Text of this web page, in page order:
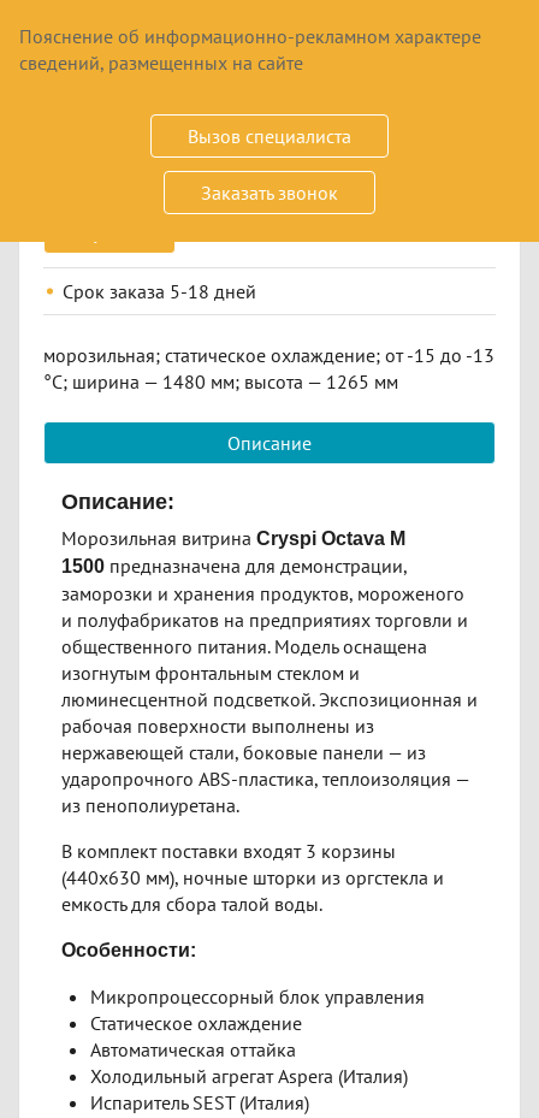
Пояснение об информационно-рекламном характере
сведений, размещенных на сайте
Вызов специалиста
Заказать звонок
ВИТРИНА МОРОЗИЛЬНАЯ CRYSPI
OCTAVA M 1500
Срок заказа 5-18 дней
морозильная; статическое охлаждение; от -15 до -13
°C; ширина — 1480 мм; высота — 1265 мм
Описание
Описание:
Морозильная витрина Cryspi Octava M
1500 предназначена для демонстрации,
заморозки и хранения продуктов, мороженого
и полуфабрикатов на предприятиях торговли и
общественного питания. Модель оснащена
изогнутым фронтальным стеклом и
люминесцентной подсветкой. Экспозиционная и
рабочая поверхности выполнены из
нержавеющей стали, боковые панели — из
ударопрочного ABS-пластика, теплоизоляция —
из пенополиуретана.
В комплект поставки входят 3 корзины
(440х630 мм), ночные шторки из оргстекла и
емкость для сбора талой воды.
Особенности:
Микропроцессорный блок управления
Статическое охлаждение
Автоматическая оттайка
Холодильный агрегат Aspera (Италия)
Испаритель SEST (Италия)